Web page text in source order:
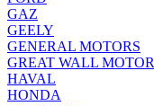
GAZ
GEELY
GENERAL MOTORS
GREAT WALL MOTOR
HAVAL
HONDA